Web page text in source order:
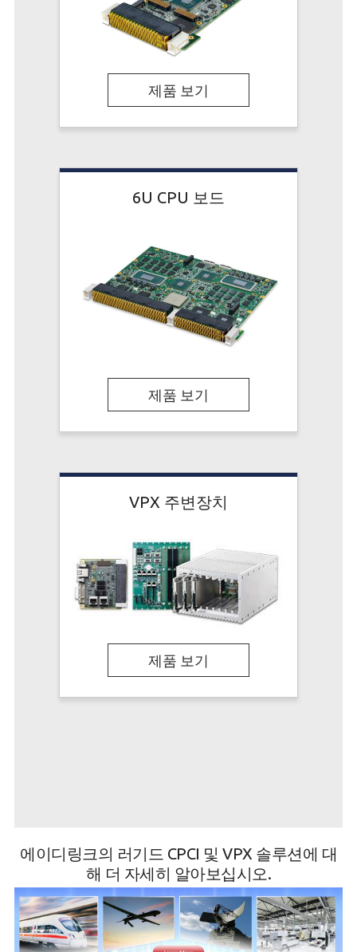
제품 보기
6U CPU 보드
제품 보기
VPX 주변장치
제품 보기
에이디링크의 러기드 CPCI 및 VPX 솔루션에 대
해 더 자세히 알아보십시오.